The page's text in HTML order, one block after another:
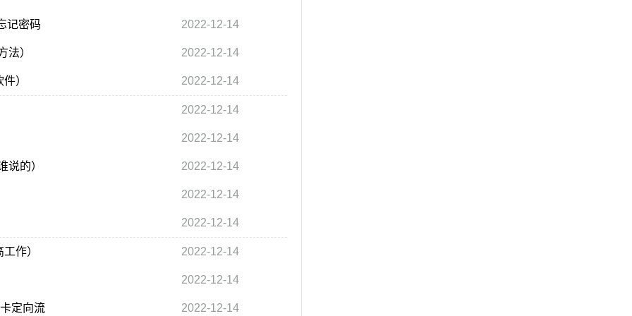
记密码 2022-12-14
法） 2022-12-14
） 2022-12-14
2022-12-14
2022-12-14
说的） 2022-12-14
2022-12-14
2022-12-14
作） 2022-12-14
2022-12-14
定向流 2022-12-14